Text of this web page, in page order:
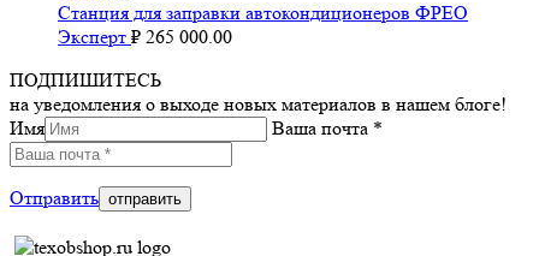
Станция для заправки автокондиционеров ФРЕО
Эксперт ₽ 265 000.00
ПОДПИШИТЕСЬ
на уведомления о выходе новых материалов в нашем блоге!
Имя
Ваша почта *
Отправить